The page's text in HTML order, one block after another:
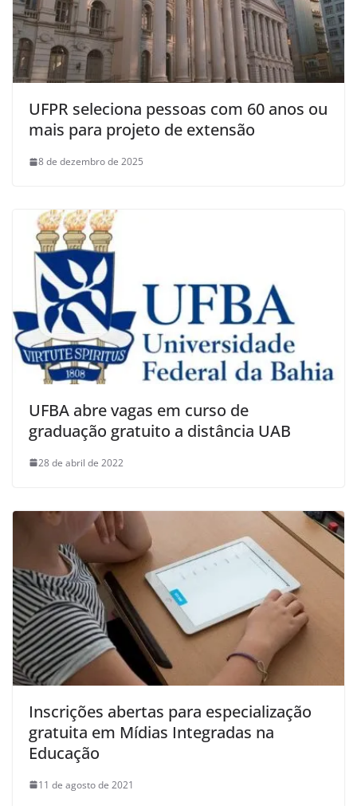
UFPR seleciona pessoas com 60 anos ou
mais para projeto de extensão
8 de dezembro de 2025
UFBA abre vagas em curso de
graduação gratuito a distância UAB
28 de abril de 2022
Inscrições abertas para especialização
gratuita em Mídias Integradas na
Educação
11 de agosto de 2021